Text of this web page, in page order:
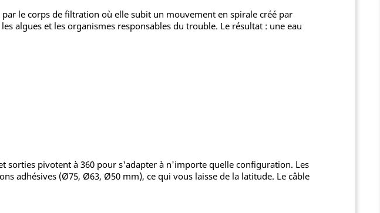
le corps de filtration où elle subit un mouvement en spirale créé par
algues et les organismes responsables du trouble. Le résultat : une eau
sorties pivotent à 360 pour s'adapter à n'importe quelle configuration. Les
adhésives (Ø75, Ø63, Ø50 mm), ce qui vous laisse de la latitude. Le câble